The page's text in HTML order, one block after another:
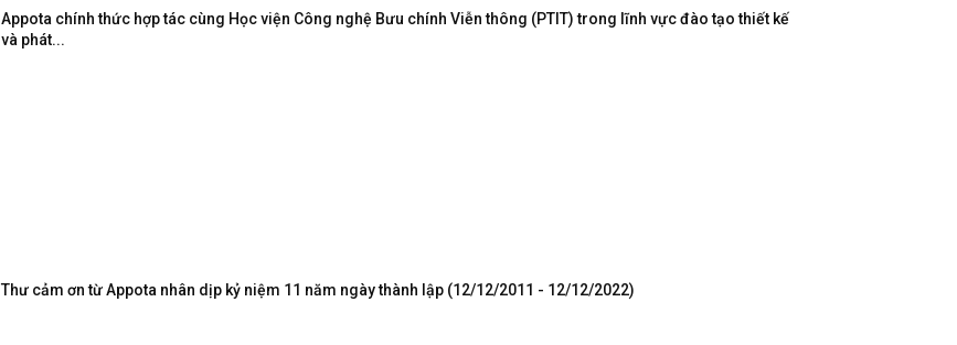
Appota chính thức hợp tác cùng Học viện Công nghệ Bưu chính Viễn thông (PTIT) trong lĩnh vực đào tạo thiết kế
và phát...
Thư cảm ơn từ Appota nhân dịp kỷ niệm 11 năm ngày thành lập (12/12/2011 - 12/12/2022)